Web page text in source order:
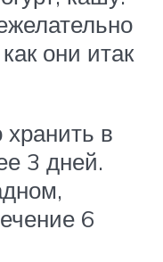
они итак
в
3 дней.
6